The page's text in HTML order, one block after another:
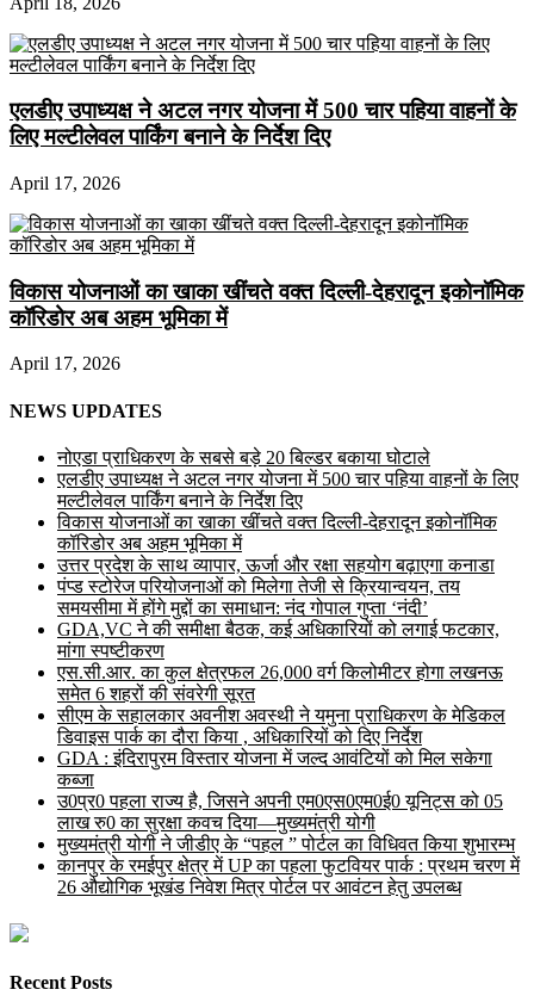
एलडीए उपाध्यक्ष ने अटल नगर योजना में 500 चार पहिया वाहनों के
लिए मल्टीलेवल पार्किंग बनाने के निर्देश दिए
April 17, 2026
विकास योजनाओं का खाका खींचते वक्त दिल्ली-देहरादून इकोनॉमिक
कॉरिडोर अब अहम भूमिका में
April 17, 2026
NEWS UPDATES
नोएडा प्राधिकरण के सबसे बड़े 20 बिल्डर बकाया घोटाले
एलडीए उपाध्यक्ष ने अटल नगर योजना में 500 चार पहिया वाहनों के लिए
मल्टीलेवल पार्किंग बनाने के निर्देश दिए
विकास योजनाओं का खाका खींचते वक्त दिल्ली-देहरादून इकोनॉमिक
कॉरिडोर अब अहम भूमिका में
उत्तर प्रदेश के साथ व्यापार, ऊर्जा और रक्षा सहयोग बढ़ाएगा कनाडा
पंप्ड स्टोरेज परियोजनाओं को मिलेगा तेजी से क्रियान्वयन, तय
समयसीमा में होंगे मुद्दों का समाधान: नंद गोपाल गुप्ता ‘नंदी’
GDA,VC ने की समीक्षा बैठक, कई अधिकारियों को लगाई फटकार,
मांगा स्पष्टीकरण
एस.सी.आर. का कुल क्षेत्रफल 26,000 वर्ग किलोमीटर होगा लखनऊ
समेत 6 शहरों की संवरेगी सूरत
सीएम के सहालकार अवनीश अवस्थी ने यमुना प्राधिकरण के मेडिकल
डिवाइस पार्क का दौरा किया , अधिकारियों को दिए निर्देश
GDA : इंदिरापुरम विस्तार योजना में जल्द आवंटियों को मिल सकेगा
कब्जा
उ0प्र0 पहला राज्य है, जिसने अपनी एम0एस0एम0ई0 यूनिट्स को 05
लाख रु0 का सुरक्षा कवच दिया—मुख्यमंत्री योगी
मुख्यमंत्री योगी ने जीडीए के “पहल ” पोर्टल का विधिवत किया शुभारम्भ
कानपुर के रमईपुर क्षेत्र में UP का पहला फुटवियर पार्क : प्रथम चरण में
26 औद्योगिक भूखंड निवेश मित्र पोर्टल पर आवंटन हेतु उपलब्ध
Recent Posts